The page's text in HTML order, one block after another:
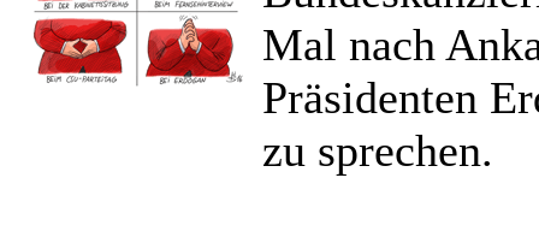
Mal nach
Präsidenten
zu sprechen.